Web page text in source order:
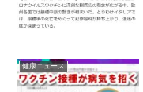
健康ニュース